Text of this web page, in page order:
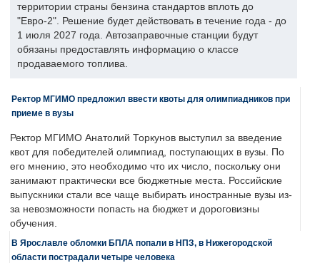
территории страны бензина стандартов вплоть до
"Евро-2". Решение будет действовать в течение года - до
1 июля 2027 года. Автозаправочные станции будут
обязаны предоставлять информацию о классе
продаваемого топлива.
Ректор МГИМО предложил ввести квоты для олимпиадников при
приеме в вузы
Ректор МГИМО Анатолий Торкунов выступил за введение
квот для победителей олимпиад, поступающих в вузы. По
его мнению, это необходимо что их число, поскольку они
занимают практически все бюджетные места. Российские
выпускники стали все чаще выбирать иностранные вузы из-
за невозможности попасть на бюджет и дороговизны
обучения.
В Ярославле обломки БПЛА попали в НПЗ, в Нижегородской
области пострадали четыре человека